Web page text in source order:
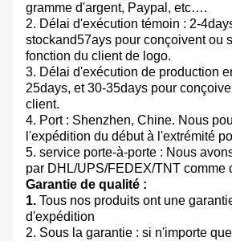
gramme d'argent, Paypal, etc….
2. Délai d'exécution témoin : 2-
stockand57ays pour conçoivent ou
fonction du client de logo.
3. Délai d'exécution de production
25days, et 30-35days pour
client.
4. Port : Shenzhen, Chine. Nous
l'expédition du début à l'extrémité
5. service porte-à-porte : Nous
par DHL/UPS/FEDEX/TNT comme
Garantie de qualité :
1. Tous nos produits ont une
d'expédition
2. Sous la garantie : si n'importe